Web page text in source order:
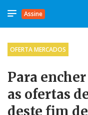
Assine
OFERTA MERCADOS
Para
as ofertas
deste fim